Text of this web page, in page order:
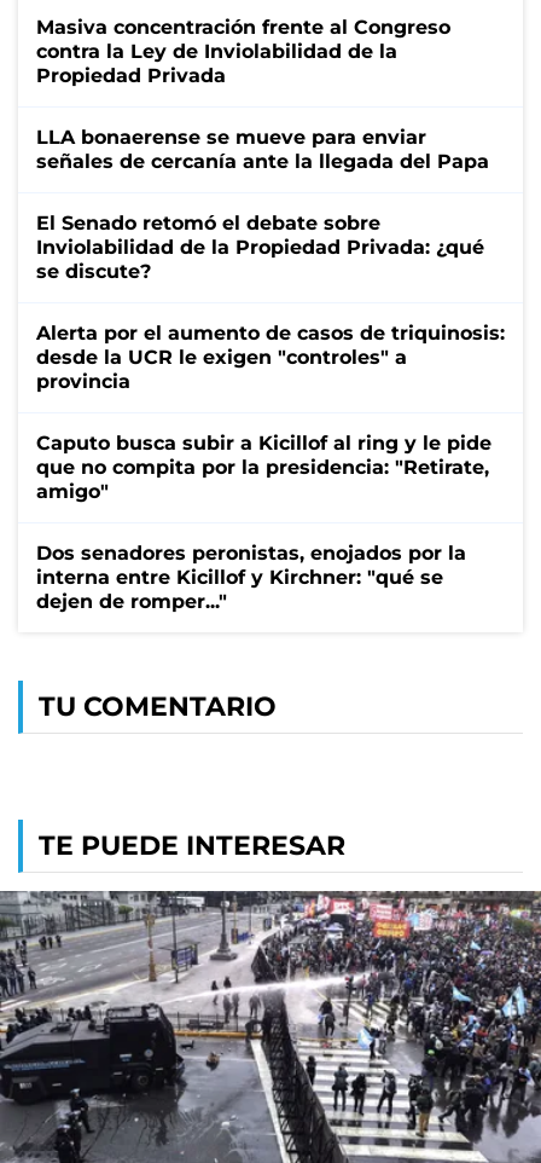
Masiva concentración frente al Congreso
contra la Ley de Inviolabilidad de la
Propiedad Privada
LLA bonaerense se mueve para enviar
señales de cercanía ante la llegada del Papa
El Senado retomó el debate sobre
Inviolabilidad de la Propiedad Privada: ¿qué
se discute?
Alerta por el aumento de casos de triquinosis:
desde la UCR le exigen "controles" a
provincia
Caputo busca subir a Kicillof al ring y le pide
que no compita por la presidencia: "Retirate,
amigo"
Dos senadores peronistas, enojados por la
interna entre Kicillof y Kirchner: "qué se
dejen de romper..."
TU COMENTARIO
TE PUEDE INTERESAR